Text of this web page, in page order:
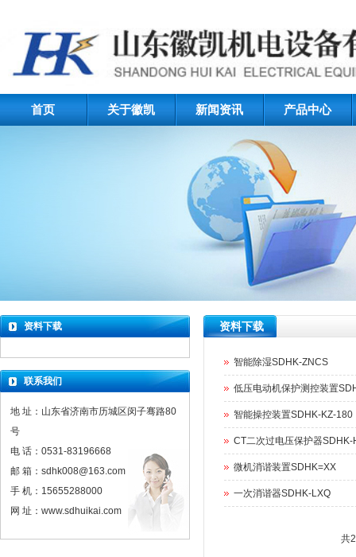
首页 关于徽凯 新闻资讯 产品中心
资料下载
智能除湿SDHK-ZNCS
低压电动机保护测控装置
智能操控装置SDHK-KZ-180
CT二次过电压保护器SDHK-
微机消谐装置SDHK=XX
一次消谐器SDHK-LXQ
共
资料下载
联系我们
地 址：山东省济南市历城区闵子骞路80
号
电 话：0531-83196668
邮 箱：sdhk008@163.com
手 机：15655288000
网 址：www.sdhuikai.com